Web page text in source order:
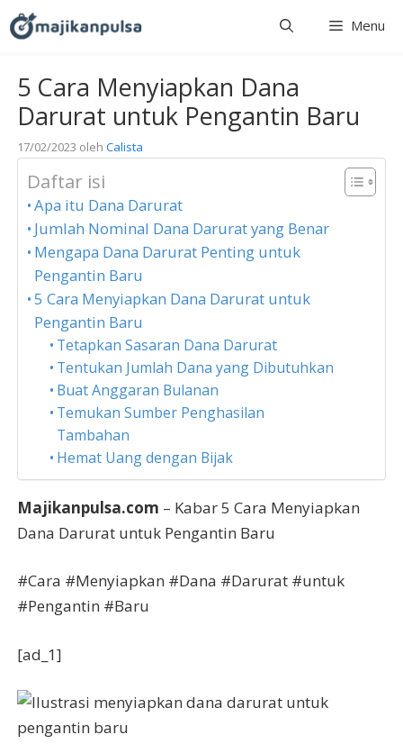
Langsung
ke
Menu
5 Cara Menyiapkan Dana
Darurat untuk Pengantin Baru
17/02/2023 oleh Calista
Daftar isi
Apa itu Dana Darurat
Jumlah Nominal Dana Darurat yang Benar
Mengapa Dana Darurat Penting untuk
Pengantin Baru
5 Cara Menyiapkan Dana Darurat untuk
Pengantin Baru
Tetapkan Sasaran Dana Darurat
Tentukan Jumlah Dana yang Dibutuhkan
Buat Anggaran Bulanan
Temukan Sumber Penghasilan
Tambahan
Hemat Uang dengan Bijak
Majikanpulsa.com – Kabar 5 Cara Menyiapkan
Dana Darurat untuk Pengantin Baru
#Cara #Menyiapkan #Dana #Darurat #untuk
#Pengantin #Baru
[ad_1]